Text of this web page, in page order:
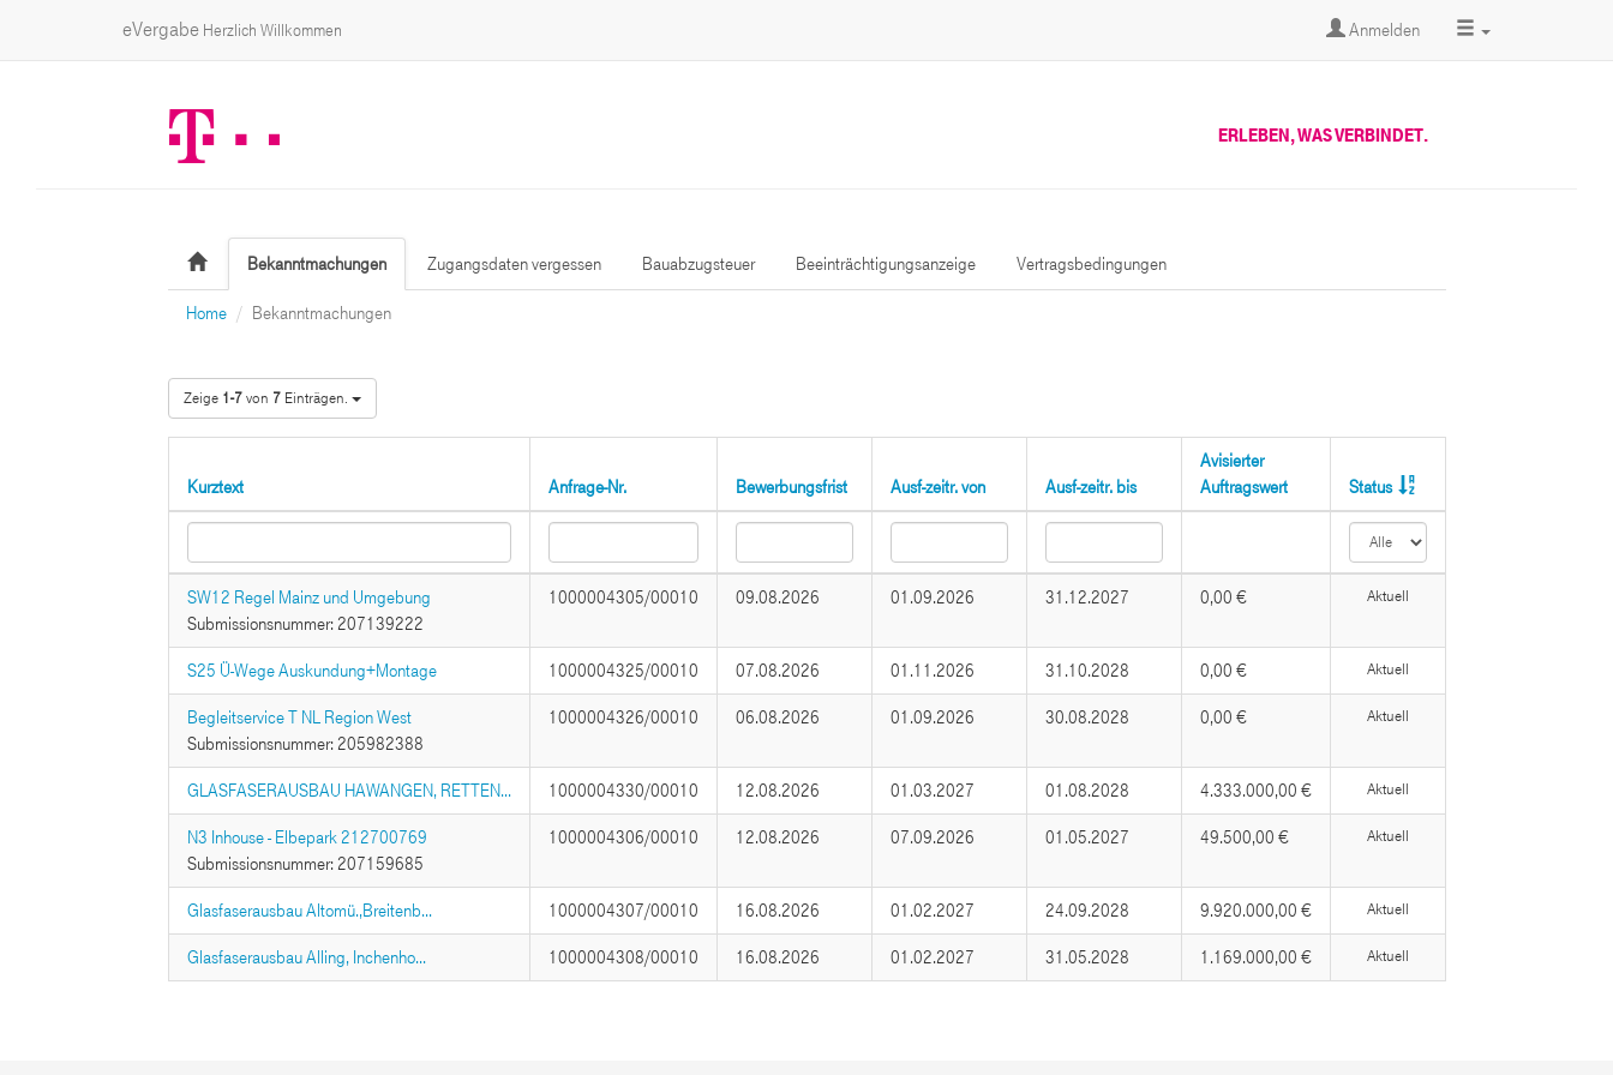
eVergabe Herzlich Willkommen Anmelden
ERLEBEN, WAS VERBINDET.
Bekanntmachungen Zugangsdaten vergessen Bauabzugsteuer Beeinträchtigungsanzeige Vertragsbedingungen
Home Bekanntmachungen
Zeige 1-7von 7Einträgen.
Kurztext Anfrage-Nr. Bewerbungsfrist Ausf-zeitr. von Ausf-zeitr. bis
Avisierter
Auftragswert
Status
SW12 Regel Mainz und Umgebung
Submissionsnummer: 207139222
1000004305/00010 09.08.2026 01.09.2026 31.12.2027 0,00 € Aktuell
S25 Ü-Wege Auskundung+Montage 1000004325/00010 07.08.2026 01.11.2026 31.10.2028 0,00 € Aktuell
Begleitservice T NL Region West
Submissionsnummer: 205982388
1000004326/00010 06.08.2026 01.09.2026 30.08.2028 0,00 € Aktuell
GLASFASERAUSBAU HAWANGEN, RETTEN... 1000004330/00010 12.08.2026 01.03.2027 01.08.2028 4.333.000,00 € Aktuell
N3 Inhouse - Elbepark 212700769
Submissionsnummer: 207159685
1000004306/00010 12.08.2026 07.09.2026 01.05.2027 49.500,00 € Aktuell
Glasfaserausbau Altomü.,Breitenb... 1000004307/00010 16.08.2026 01.02.2027 24.09.2028 9.920.000,00 € Aktuell
Glasfaserausbau Alling, Inchenho... 1000004308/00010 16.08.2026 01.02.2027 31.05.2028 1.169.000,00 € Aktuell